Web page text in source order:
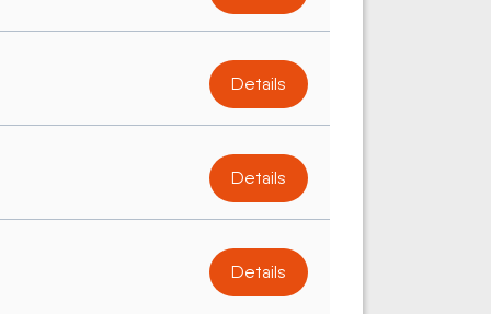
Details
Details
Details